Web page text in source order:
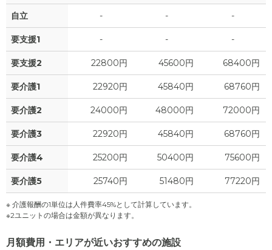
自立 - - -
要支援1 - - -
要支援2 22800円 45600円 68400円
要介護1 22920円 45840円 68760円
要介護2 24000円 48000円 72000円
要介護3 22920円 45840円 68760円
要介護4 25200円 50400円 75600円
要介護5 25740円 51480円 77220円
※ 介護報酬の1単位は人件費率45%として計算しています。
※2ユニットの場合は金額が異なります。
月額費用・エリアが近いおすすめの施設